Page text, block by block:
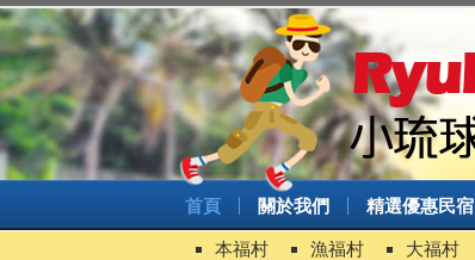
首頁 關於我們 精選優惠民宿
本福村 漁福村 大福村